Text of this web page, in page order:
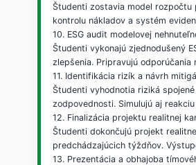
Študenti zostavia model
kontrolu nákladov a systém
10. ESG audit modelovej
Študenti vykonajú zjednodušený
zlepšenia. Pripravujú
11. Identifikácia rizík a návrh
Študenti vyhodnotia riziká
zodpovednosti. Simulujú aj
12. Finalizácia projektu realitnej
Študenti dokončujú projekt
predchádzajúcich týždňov.
13. Prezentácia a obhajoba